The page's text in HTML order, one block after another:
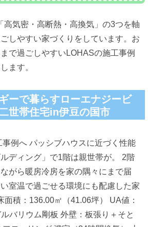
高気密・高断熱・高換気」の3つを軸
しやすい家づくりをしています。お
で過ごしやすいLOHASの施工事例
ます。
ーで暮らすローエナジービ
世帯住宅in伊豆の国市
例へ パッシブハウスに近づく性能
ディング」で1階は親世帯が。 2階
がら暖房冷房を家の隅々にまで届
室温で過ごせる環境にも配慮した家
面積：136.00㎡（41.06坪） UA値：
バリウム剛板 外壁：板張り＋そと